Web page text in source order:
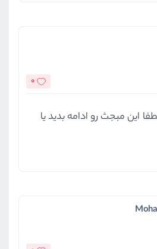
0
این مبجث رو ادامه بدید یا